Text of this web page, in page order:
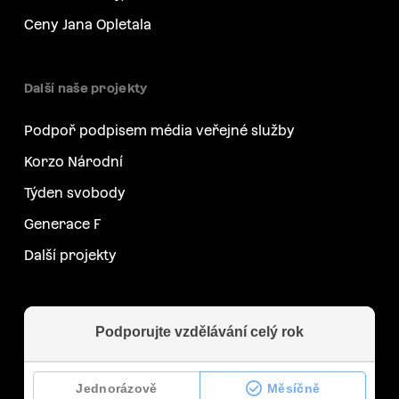
Ceny Jana Opletala
Další naše projekty
Podpoř podpisem média veřejné služby
Korzo Národní
Týden svobody
Generace F
Další projekty